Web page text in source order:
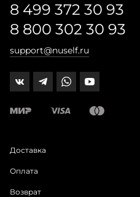
8 499 372 30 93
8 800 302 30 93
support@nuself.ru
Доставка
Оплата
Возврат